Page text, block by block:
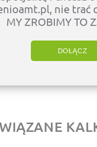
nie
MY ZROBIMY TO
DOŁĄCZ